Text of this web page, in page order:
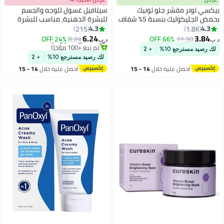
بيكسي تونر مقشر جلو تونيك
بحمض الجليكوليك بنسبة 5% شفاف
100ملليلتر4.3
1.8K
د.ب‏3.84
11.30
66% OFF
لك رصيد مسترجع 10% + 2
احصل عليه خلال 14 - 15
سيتافيل غسول للوجه والجسم
للبشرة الدهنية، مناسب للبشرة
المختلطة والدهنية والحساسة، مع
النياسيناميد، بدون رائحة، خالي من
الصابون، مضاد للحساسية، 118 مل
4.3
215
د.ب‏6.24
8.24
24% OFF #34 في غسول الوجه
تم بيع +100 مؤخرًا
#34 في غسول الوجه
لك رصيد مسترجع 10% + 2
احصل عليه خلال 14 - 15